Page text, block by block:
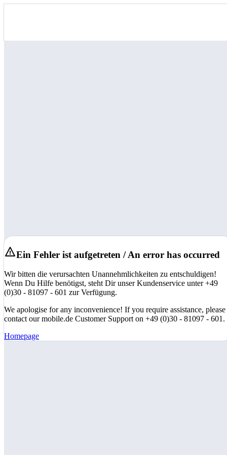
Ein Fehler ist aufgetreten / An error has occurred
Wir bitten die verursachten Unannehmlichkeiten zu entschuldigen!
Wenn Du Hilfe benötigst, steht Dir unser Kundenservice unter +49
(0)30 - 81097 - 601 zur Verfügung.
We apologise for any inconvenience! If you require assistance, please
contact our mobile.de Customer Support on +49 (0)30 - 81097 - 601.
Homepage